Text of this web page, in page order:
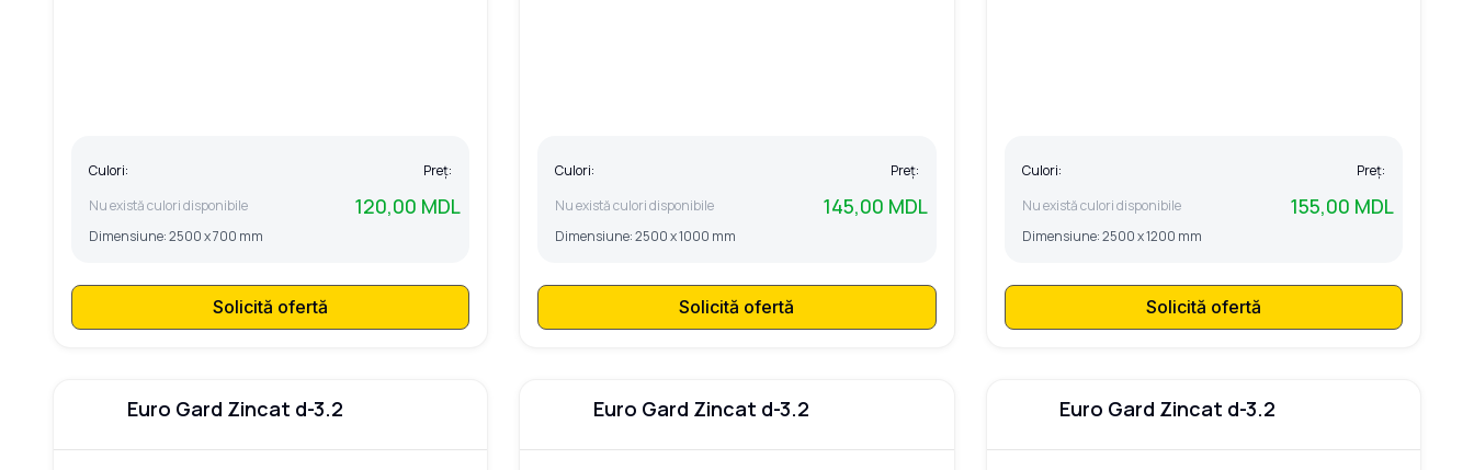
Culori:
Nu există culori disponibile
Dimensiune:2500 x 700 mm
Preț:
120,00 MDL
Solicită ofertă
Culori:
Nu există culori disponibile
Dimensiune:2500 x 1000 mm
Preț:
145,00 MDL
Solicită ofertă
Culori:
Nu există culori disponibile
Dimensiune:2500 x 1200 mm
Preț:
155,00 MDL
Solicită ofertă
Euro Gard Zincat d-3.2 Euro Gard Zincat d-3.2 Euro Gard Zincat d-3.2